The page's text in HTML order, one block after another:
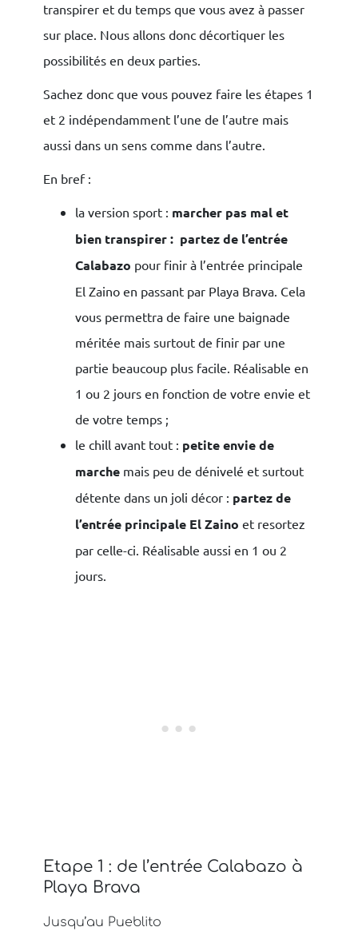
transpirer et du temps que vous avez à passer
sur place. Nous allons donc décortiquer les
possibilités en deux parties.
Sachez donc que vous pouvez faire les étapes 1
et 2 indépendamment l’une de l’autre mais
aussi dans un sens comme dans l’autre.
En bref :
la version sport : marcher pas mal et
bien transpirer : partez de l’entrée
Calabazo pour finir à l’entrée principale
El Zaino en passant par Playa Brava. Cela
vous permettra de faire une baignade
méritée mais surtout de finir par une
partie beaucoup plus facile. Réalisable en
1 ou 2 jours en fonction de votre envie et
de votre temps ;
le chill avant tout : petite envie de
marchemais peu de dénivelé et surtout
détente dans un joli décor : partez de
l’entrée principale El Zaino et resortez
par celle-ci. Réalisable aussi en 1 ou 2
jours.
Etape 1 : de l’entrée Calabazo à
Playa Brava
Jusqu’au Pueblito